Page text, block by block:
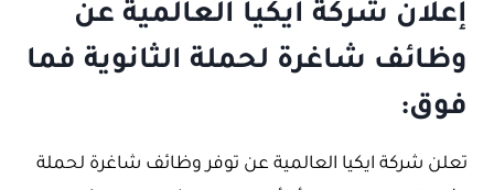
إعلان شركة ايكيا العالمية عن
وظائف شاغرة لحملة الثانوية فما
فوق:
تعلن شركة ايكيا العالمية عن توفر وظائف شاغرة لحملة